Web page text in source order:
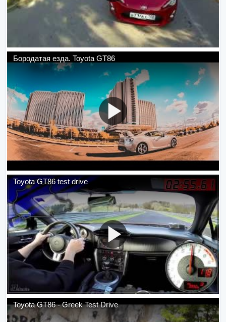
Бородатая езда. Toyota GT86
Toyota GT86 test drive
Toyota GT86 - Greek Test Drive